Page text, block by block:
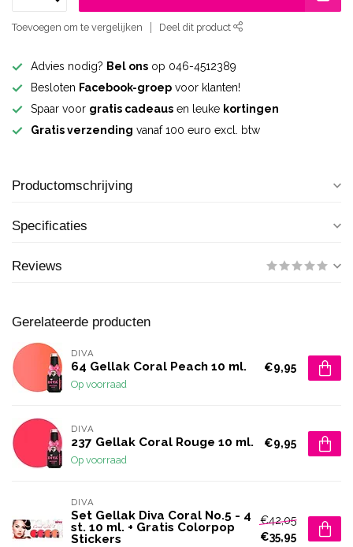
Toevoegen om te vergelijken Deel dit product
Advies nodig? Bel ons op 046-4512389
Besloten Facebook-groep voor klanten!
Spaar voor gratis cadeaus en leuke kortingen
Gratis verzending vanaf 100 euro excl. btw
Productomschrijving
Specificaties
Reviews
Gerelateerde producten
DIVA
64 Gellak Coral Peach 10 ml.
Op voorraad
€9,95
DIVA
237 Gellak Coral Rouge 10 ml.
Op voorraad
€9,95
DIVA
Set Gellak Diva Coral No.5 - 4
st. 10 ml. + Gratis Colorpop
Stickers
€42,05
€35,95